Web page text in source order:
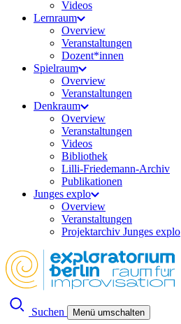
Videos
Lernraum
Overview
Veranstaltungen
Dozent*innen
Spielraum
Overview
Veranstaltungen
Denkraum
Overview
Veranstaltungen
Videos
Bibliothek
Lilli-Friedemann-Archiv
Publikationen
Junges explo
Overview
Veranstaltungen
Projektarchiv Junges explo
Suchen Menü umschalten